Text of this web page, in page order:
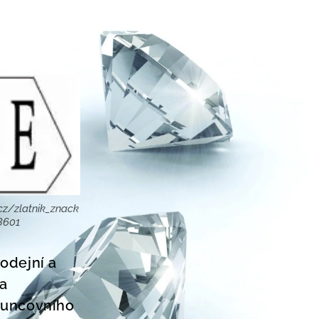
zlatnik_znack
a